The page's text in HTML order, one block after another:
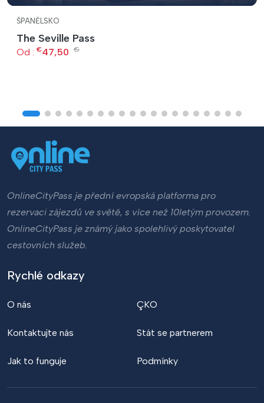
ŠPANĚLSKO
The Seville Pass
Od : €47,50 €
OnlineCityPass je přední evropská platforma pro
rezervaci zájezdů ve světě, s více než 10letým provozem.
OnlineCityPass je známý jako spolehlivý poskytovatel
cestovních služeb.
Rychlé odkazy
O nás
Kontaktujte nás
Jak to funguje
ÇKO
Stát se partnerem
Podmínky